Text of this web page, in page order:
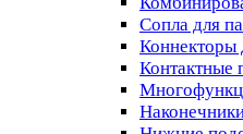
Сопла для
Коннекторы
Контактные